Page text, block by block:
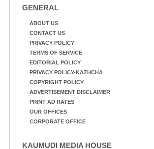
GENERAL
ABOUT US
CONTACT US
PRIVACY POLICY
TERMS OF SERVICE
EDITORIAL POLICY
PRIVACY POLICY-KAZHCHA
COPYRIGHT POLICY
ADVERTISEMENT DISCLAIMER
PRINT AD RATES
OUR OFFICES
CORPORATE OFFICE
KAUMUDI MEDIA HOUSE